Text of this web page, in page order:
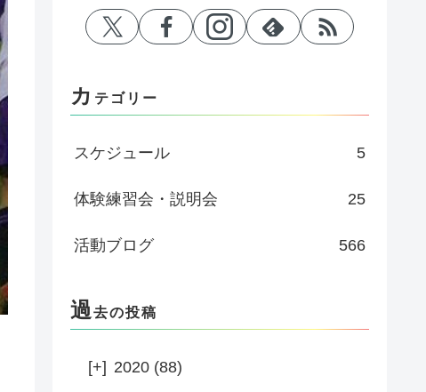
カ テゴリー
スケジュール 5
体験練習会・説明会 25
活動ブログ 566
過 去の投稿
[+] 2020 (88)